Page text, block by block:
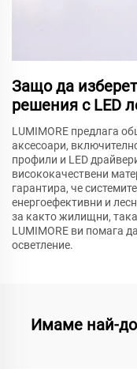
Защо да
решения с LED
LUMIMORE предлага
аксесоари,
профили и LED
висококачествени
гарантира, че
енергоефективни и
за както жилищни,
LUMIMORE ви помага
осветление.
Имаме най-